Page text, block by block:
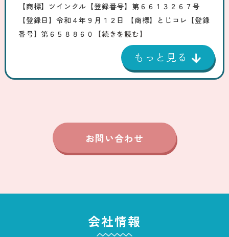
【商標】ツインクル【登録番号】第６６１３２６７号
【登録日】令和４年９月１２日 【商標】とじコレ【登録
番号】第６５８８６０
【続きを読む】
お問い合わせ
会社情報